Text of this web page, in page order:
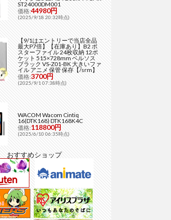
ST24000DM001
価格:44980円
(2025/9/18 20:32時点)
【9/1はエントリーで当店全品
最大P7倍】【在庫あり】B2 ポ
スターファイル 24枚収納 12ポ
ケット 515×728mm ベルソス
ブラック VS-Z01-BK 大きいファ
イル アニメ 保管 保存【/srm】
価格:3700円
(2025/9/1 07:38時点)
WACOM Wacom Cintiq
16(DTK168) DTK168K4C
価格:118800円
(2025/6/10 06:35時点)
おすすめショップ